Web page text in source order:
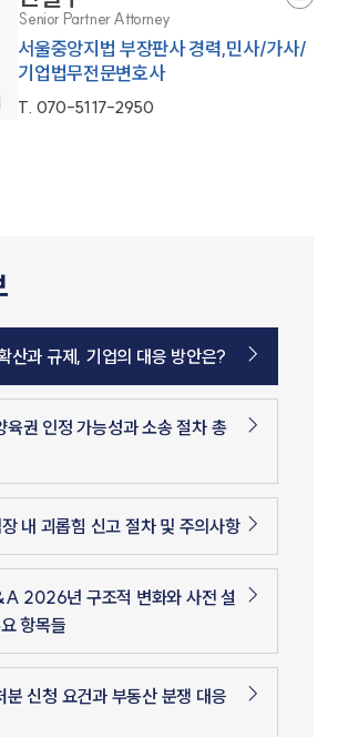
Senior Partner Attorney
서울중앙지법 부장판사 경력,민사/가사/
기업법무전문변호사
T. 070-5117-2950
산과 규제, 기업의 대응 방안은?
육권 인정 가능성과 소송 절차 총
내 괴롭힘 신고 절차 및 주의사항
2026년 구조적 변화와 사전 설
항목들
분 신청 요건과 부동산 분쟁 대응